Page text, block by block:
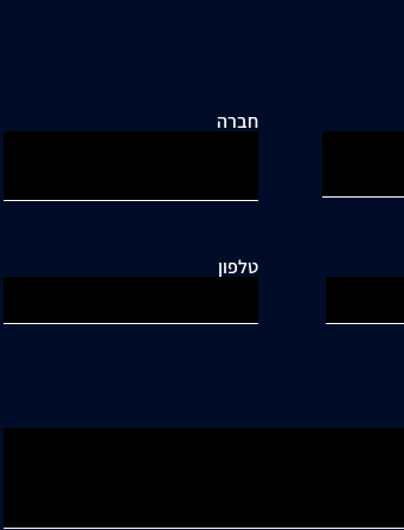
חברה
טלפון